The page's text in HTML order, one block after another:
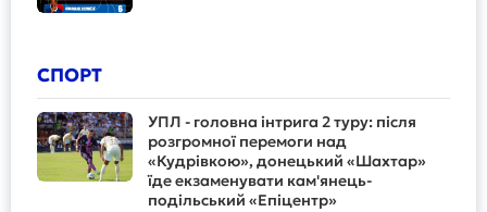
СПОРТ
УПЛ - головна інтрига 2 туру: після
розгромної перемоги над
«Кудрівкою», донецький «Шахтар»
їде екзаменувати кам'янець-
подільський «Епіцентр»